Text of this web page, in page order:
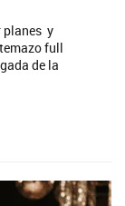
planes y
full
de la